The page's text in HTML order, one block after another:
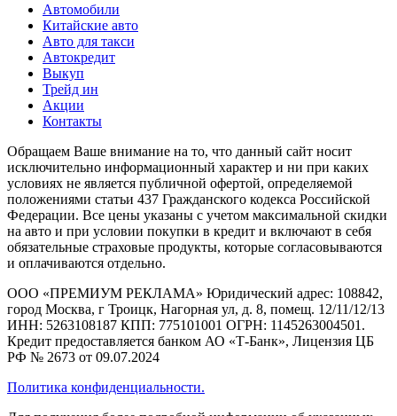
Автомобили
Китайские авто
Авто для такси
Автокредит
Выкуп
Трейд ин
Акции
Контакты
Обращаем Ваше внимание на то, что данный сайт носит
исключительно информационный характер и ни при каких
условиях не является публичной офертой, определяемой
положениями статьи 437 Гражданского кодекса Российской
Федерации. Все цены указаны с учетом максимальной скидки
на авто и при условии покупки в кредит и включают в себя
обязательные страховые продукты, которые согласовываются
и оплачиваются отдельно.
ООО «ПРЕМИУМ РЕКЛАМА» Юридический адрес: 108842,
город Москва, г Троицк, Нагорная ул, д. 8, помещ. 12/11/12/13
ИНН: 5263108187 КПП: 775101001 ОГРН: 1145263004501.
Кредит предоставляется банком АО «Т-Банк», Лицензия ЦБ
РФ № 2673 от 09.07.2024
Политика конфиденциальности.